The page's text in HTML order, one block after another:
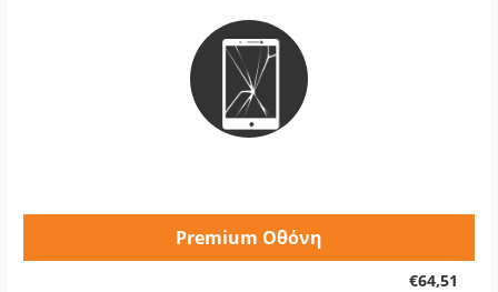
Premium Οθόνη
€64,51